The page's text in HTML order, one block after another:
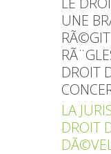
UNE
DROIT
LA
DROIT